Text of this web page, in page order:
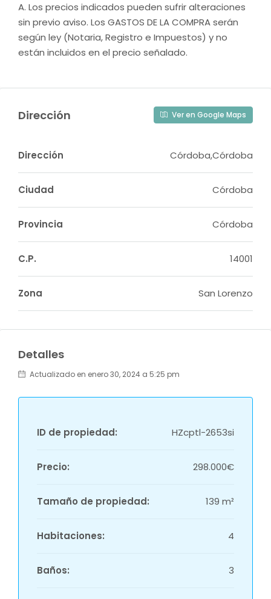
A. Los precios indicados pueden sufrir alteraciones
sin previo aviso. Los GASTOS DE LA COMPRA serán
según ley (Notaria, Registro e Impuestos) y no
están incluidos en el precio señalado.
Dirección Ver en Google Maps
Dirección Córdoba,Córdoba
Ciudad Córdoba
Provincia Córdoba
C.P. 14001
Zona San Lorenzo
Detalles
Actualizado en enero 30, 2024 a 5:25 pm
ID de propiedad: HZcptl-2653si
Precio: 298.000€
Tamaño de propiedad: 139 m²
Habitaciones: 4
Baños: 3